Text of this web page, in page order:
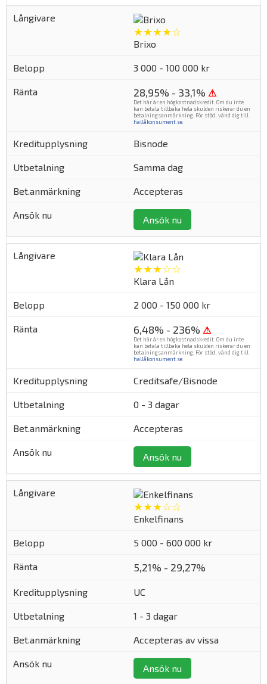
★★★★☆
Brixo
3 000 - 100 000 kr
28,95% - 33,1% ⚠
Det här är en högkostnadskredit. Om du inte
kan betala tillbaka hela skulden riskerar du en
betalningsanmärkning. För stöd, vänd dig till
hallåkonsument.se
Bisnode
Samma dag
Accepteras
Ansök nu
★★★☆☆
Klara Lån
2 000 - 150 000 kr
6,48% - 236% ⚠
Det här är en högkostnadskredit. Om du inte
kan betala tillbaka hela skulden riskerar du en
betalningsanmärkning. För stöd, vänd dig till
hallåkonsument.se.
Creditsafe/Bisnode
0 - 3 dagar
Accepteras
Ansök nu
★★★☆☆
Enkelfinans
5 000 - 600 000 kr
5,21% - 29,27%
UC
1 - 3 dagar
Accepteras av vissa
Ansök nu